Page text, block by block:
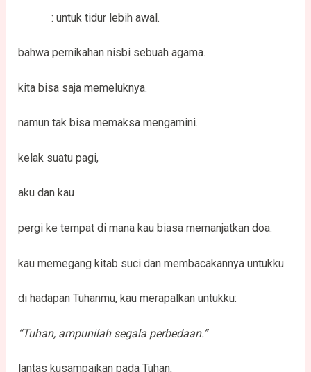
: untuk tidur lebih awal.
bahwa pernikahan nisbi sebuah agama.
kita bisa saja memeluknya.
namun tak bisa memaksa mengamini.
kelak suatu pagi,
aku dan kau
pergi ke tempat di mana kau biasa memanjatkan doa.
kau memegang kitab suci dan membacakannya untukku.
di hadapan Tuhanmu, kau merapalkan untukku:
“Tuhan, ampunilah segala perbedaan.”
lantas kusampaikan pada Tuhan,